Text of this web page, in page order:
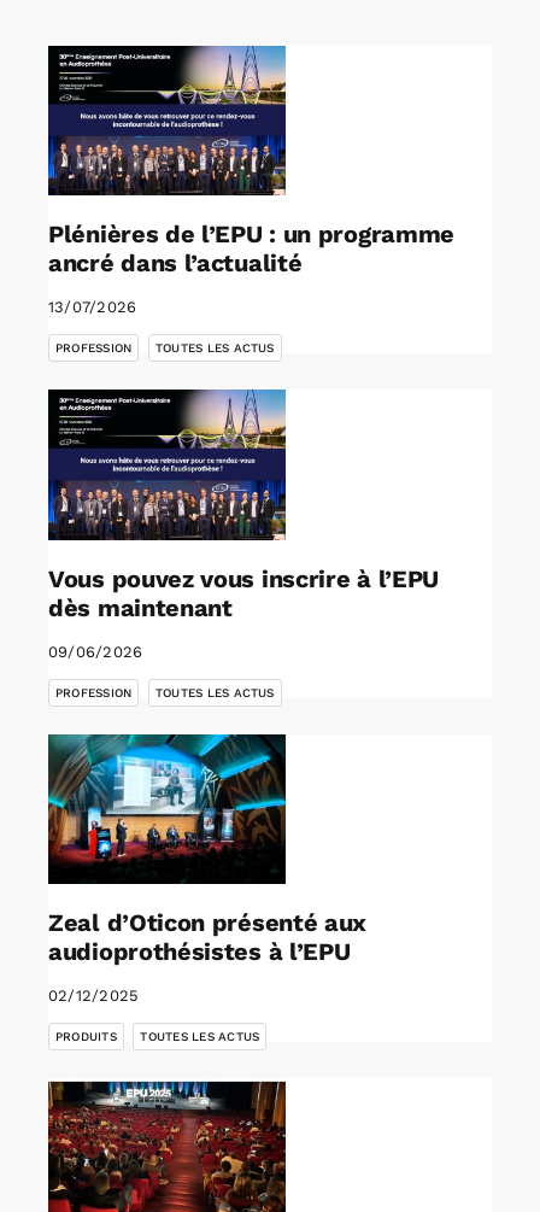
Rechercher:
Annonces emploi
Plénières de l’EPU : un programme
ancré dans l’actualité
13/07/2026
PROFESSION TOUTES LES ACTUS
Vous pouvez vous inscrire à l’EPU
dès maintenant
09/06/2026
PROFESSION
,
TOUTES LES ACTUS
Zeal d’Oticon présenté aux
audioprothésistes à l’EPU
02/12/2025
PRODUITS
,
TOUTES LES ACTUS